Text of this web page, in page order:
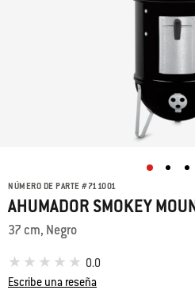
NÚMERO DE PARTE #711001
AHUMADOR SMOKEY
37 cm, Negro
0.0
Escribe una reseña